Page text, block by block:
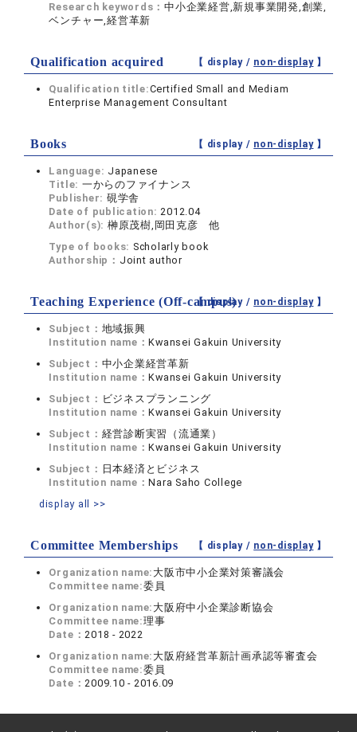
Research keywords：中小企業経営,新規事業開発,創業,
ベンチャー,経営革新
Qualification acquired 【 display / non-display】
Qualification title:Certified Small and Mediam
Enterprise Management Consultant
Books 【 display / non-display】
Language: Japanese
Title: 一からのファイナンス
Publisher: 硯学舎
Date of publication:2012.04
Author(s): 榊原茂樹,岡田克彦 他
Type of books: Scholarly book
Authorship： Joint author
Teaching Experience (Off-campus)
【 display / non-display】
Subject： 地域振興
Institution name：Kwansei Gakuin University
Subject： 中小企業経営革新
Institution name：Kwansei Gakuin University
Subject： ビジネスプランニング
Institution name：Kwansei Gakuin University
Subject： 経営診断実習（流通業）
Institution name：Kwansei Gakuin University
Subject： 日本経済とビジネス
Institution name：Nara Saho College
display all >>
Committee Memberships 【 display / non-display】
Organization name: 大阪市中小企業対策審議会
Committee name:委員
Organization name: 大阪府中小企業診断協会
Committee name:理事
Date：2018 - 2022
Organization name: 大阪府経営革新計画承認等審査会
Committee name:委員
Date：2009.10 - 2016.09